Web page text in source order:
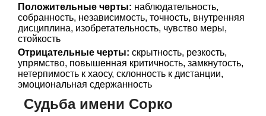
Положительные черты: наблюдательность,
собранность, независимость, точность, внутренняя
дисциплина, изобретательность, чувство меры,
стойкость
Отрицательные черты: скрытность, резкость,
упрямство, повышенная критичность, замкнутость,
нетерпимость к хаосу, склонность к дистанции,
эмоциональная сдержанность
Судьба имени Сорко